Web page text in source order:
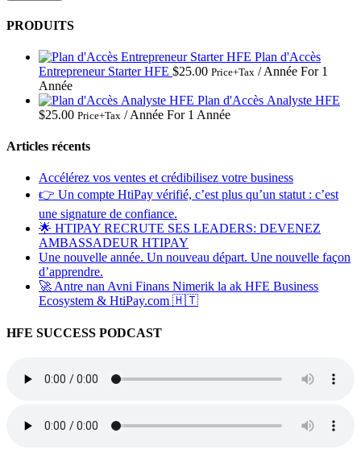
PRODUITS
Plan d'Accès
Entrepreneur Starter HFE $25.00 Price+Tax / Année For 1
Année
Plan d'Accès Analyste HFE
$25.00 Price+Tax / Année For 1 Année
Articles récents
Accélérez vos ventes et crédibilisez votre business
👉 Un compte HtiPay vérifié, c’est plus qu’un statut : c’est
une signature de confiance.
🌟 HTIPAY RECRUTE SES LEADERS: DEVENEZ
AMBASSADEUR HTIPAY
Une nouvelle année. Un nouveau départ. Une nouvelle façon
d’apprendre.
🚀 Antre nan Avni Finans Nimerik la ak HFE Business
Ecosystem & HtiPay.com 🇭🇹
HFE SUCCESS PODCAST